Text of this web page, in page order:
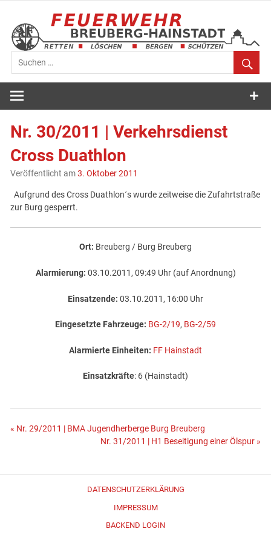
springen
Feuerwehr
Breuberg-
Hainstadt
Nr. 30/2011 | Verkehrsdienst
Cross Duathlon
Veröffentlicht am3. Oktober 2011
Aufgrund des Cross Duathlon´s wurde zeitweise die Zufahrtstraße
zur Burg gesperrt.
Ort: Breuberg / Burg Breuberg
Alarmierung: 03.10.2011, 09:49 Uhr (auf Anordnung)
Einsatzende: 03.10.2011, 16:00 Uhr
Eingesetzte Fahrzeuge: BG-2/19, BG-2/59
Alarmierte Einheiten: FF Hainstadt
Einsatzkräfte: 6 (Hainstadt)
Beitragsnavigation
« Nr. 29/2011 | BMA Jugendherberge Burg Breuberg
Nr. 31/2011 | H1 Beseitigung einer Ölspur »
DATENSCHUTZERKLÄRUNG
IMPRESSUM
BACKEND LOGIN